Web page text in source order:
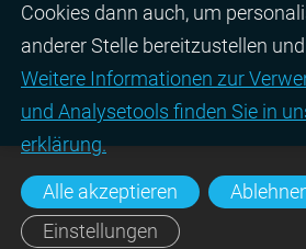
Cookies dann auch, um
ande­rer Stelle bereit­zu­stel­len
Wei­tere Infor­matio­nen zur
und Ana­lyse­tools fin­den Sie in
erklä­rung.
Alle akzeptieren
Einstellungen